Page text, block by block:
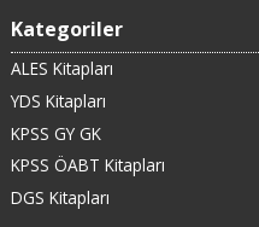
Kategoriler
ALES Kitapları
YDS Kitapları
KPSS GY GK
KPSS ÖABT Kitapları
DGS Kitapları